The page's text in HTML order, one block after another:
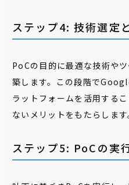
ステップ4: 技術選定
PoCの目的に最適な技術や
築します。この段階で
ラットフォームを活用する
ないメリットをもたらします
ステップ5: PoCの実